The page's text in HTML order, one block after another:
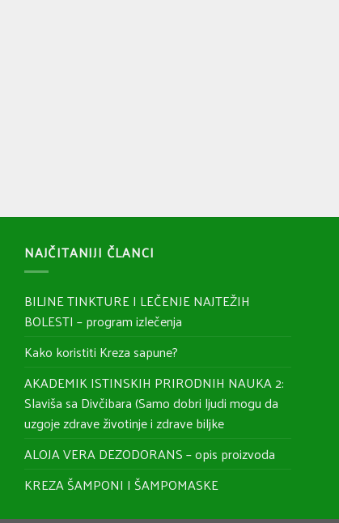
NAJČITANIJI ČLANCI
BILJNE TINKTURE I LEČENJE NAJTEŽIH
BOLESTI – program izlečenja
Kako koristiti Kreza sapune?
AKADEMIK ISTINSKIH PRIRODNIH NAUKA 2:
Slaviša sa Divčibara (Samo dobri ljudi mogu da
uzgoje zdrave životinje i zdrave biljke
ALOJA VERA DEZODORANS – opis proizvoda
KREZA ŠAMPONI I ŠAMPOMASKE